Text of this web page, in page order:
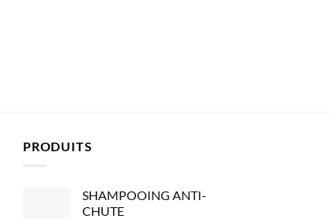
PRODUITS
SHAMPOOING ANTI-
CHUTE